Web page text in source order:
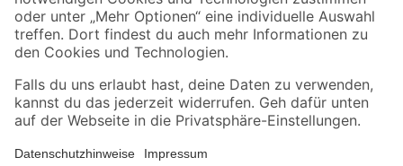
Alle Preisangaben in EUR inkl. gesetzl. MwSt.. Die dargestellten Angebote sind unter
Umständen nicht in allen Märkten verfügbar. Die angegebenen Verfügbarkeiten beziehen
Produkte nur solange der Vorrat reicht.
*Paketversand ab 59 € versandkostenfrei, gilt nicht für Artikel mit Speditionsversand, hier